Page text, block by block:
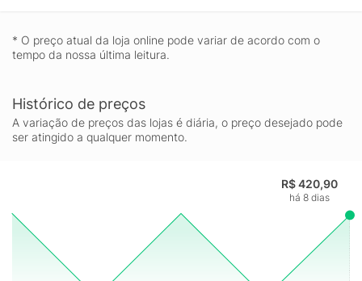
* O preço atual da loja online pode variar de acordo com o
tempo da nossa última leitura.
Histórico de preços
A variação de preços das lojas é diária, o preço desejado pode
ser atingido a qualquer momento.
R$ 420,90
há 8 dias